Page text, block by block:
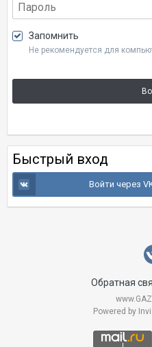
Запомнить
Не рекомендуется для
Быстрый вход
Войти через
Обратная
Powered by